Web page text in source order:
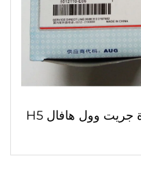
فلتر زيت أصلي لأجزاء سيارة جريت وول هافال H5